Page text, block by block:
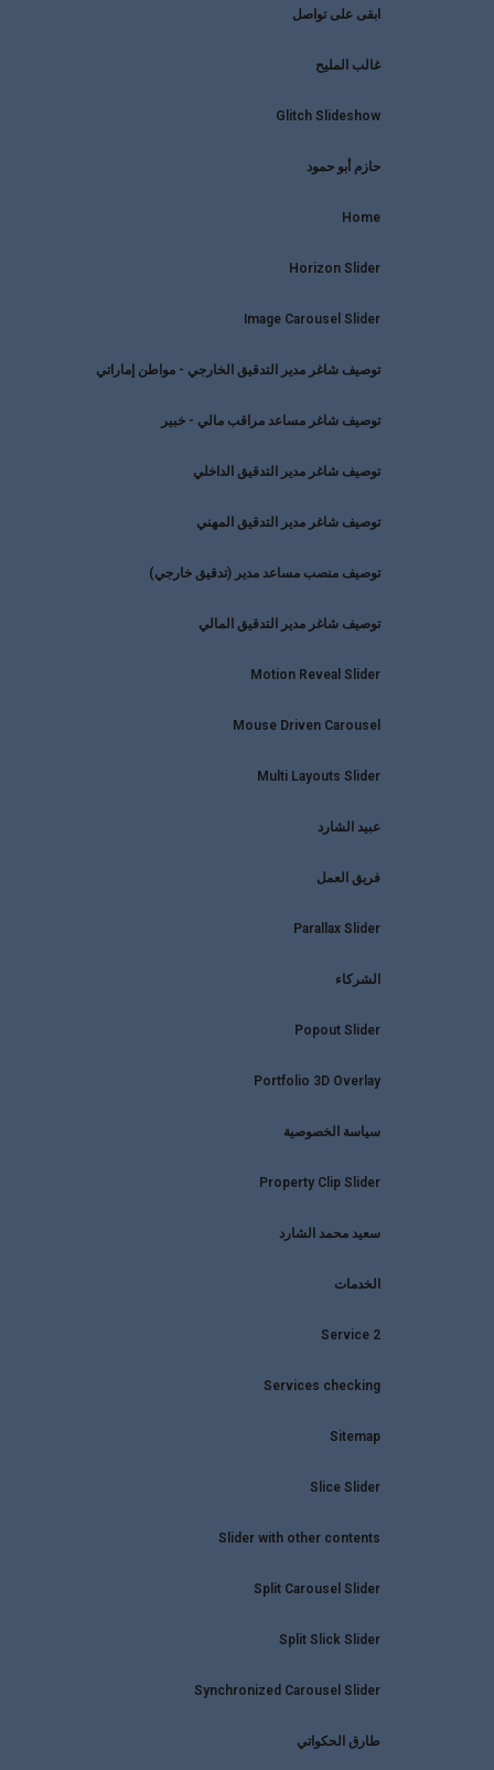
ابقى على تواصل
غالب المليح
Glitch Slideshow
حازم أبو حمود
Home
Horizon Slider
Image Carousel Slider
توصيف شاغر مدير التدقيق الخارجي - مواطن إماراتي
توصيف شاغر مساعد مراقب مالي - خبير
توصيف شاغر مدير التدقيق الداخلي
توصيف شاغر مدير التدقيق المهني
توصيف منصب مساعد مدير (تدقيق خارجي)
توصيف شاغر مدير التدقيق المالي
Motion Reveal Slider
Mouse Driven Carousel
Multi Layouts Slider
عبيد الشارد
فريق العمل
Parallax Slider
الشركاء
Popout Slider
Portfolio 3D Overlay
سياسة الخصوصية
Property Clip Slider
سعيد محمد الشارد
الخدمات
Service 2
Services checking
Sitemap
Slice Slider
Slider with other contents
Split Carousel Slider
Split Slick Slider
Synchronized Carousel Slider
طارق الحكواتي